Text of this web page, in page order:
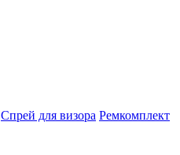
Спрей для визора Ремкомплект